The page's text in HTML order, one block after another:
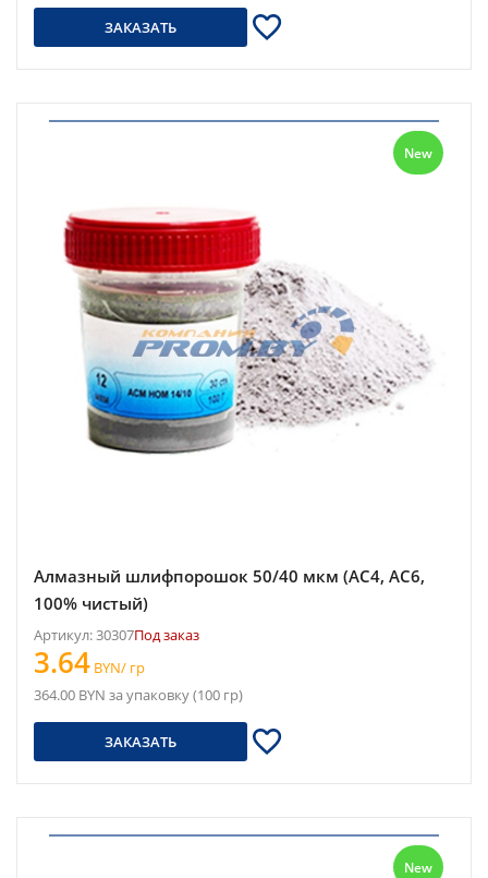
ЗАКАЗАТЬ
New
Алмазный шлифпорошок 50/40 мкм (АС4, АС6,
100% чистый)
Артикул: 30307Под заказ
3.64 BYN/ гр
364.00 BYN за упаковку (100 гр)
ЗАКАЗАТЬ
New